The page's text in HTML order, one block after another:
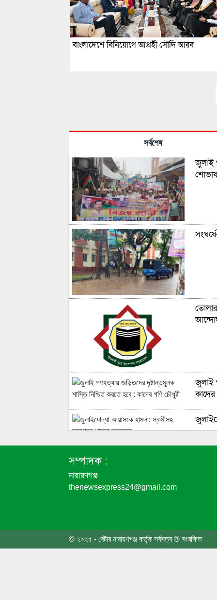
বাংলাদেশে বিনিয়োগে আগ্রহী সৌদি আরব
সর্বশেষ
জুলাই
জুলাই
জুলাই
সম্পাদক :
নারায়ণগঞ্জ
thenewsexpress24@gmail.com
© ২০২৫ - বেটার নারায়ণগঞ্জ কর্তৃক সর্বসত্ব ® সংরক্ষিত